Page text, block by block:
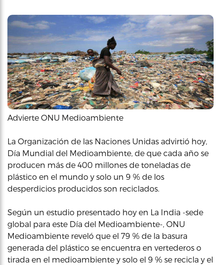
Advierte ONU Medioambiente
La Organización de las Naciones Unidas advirtió hoy,
Día Mundial del Medioambiente, de que cada año se
producen más de 400 millones de toneladas de
plástico en el mundo y solo un 9 % de los
desperdicios producidos son reciclados.
Según un estudio presentado hoy en La India -sede
global para este Día del Medioambiente-, ONU
Medioambiente reveló que el 79 % de la basura
generada del plástico se encuentra en vertederos o
tirada en el medioambiente y solo el 9 % se recicla y el